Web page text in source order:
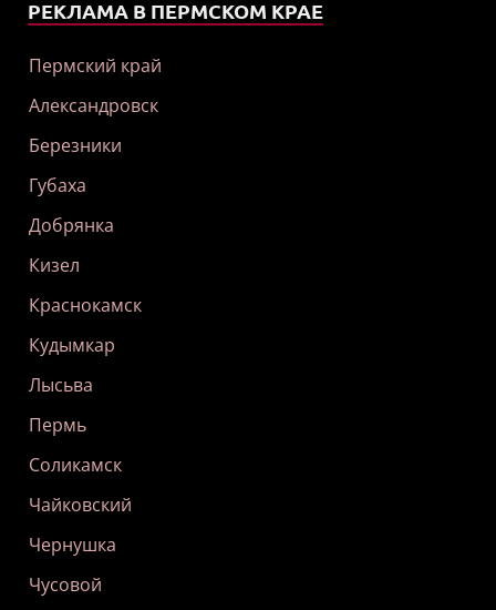
РЕКЛАМА В ПЕРМСКОМ КРАЕ
Пермский край
Александровск
Березники
Губаха
Добрянка
Кизел
Краснокамск
Кудымкар
Лысьва
Пермь
Соликамск
Чайковский
Чернушка
Чусовой